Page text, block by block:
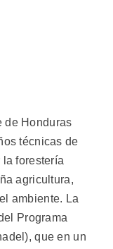
de Honduras
técnicas de
forestería
agricultura,
ambiente. La
Programa
que en un